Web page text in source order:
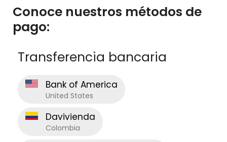
Conoce nuestros métodos de
pago:
Transferencia bancaria
Bank of America
United States
Davivienda
Colombia